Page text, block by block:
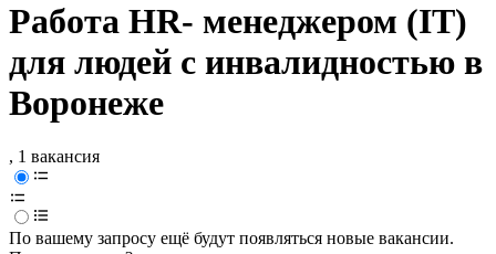
Работа HR- менеджером (IT)
для людей с инвалидностью в
Воронеже
, 1 вакансия
По вашему запросу ещё будут появляться новые вакансии.